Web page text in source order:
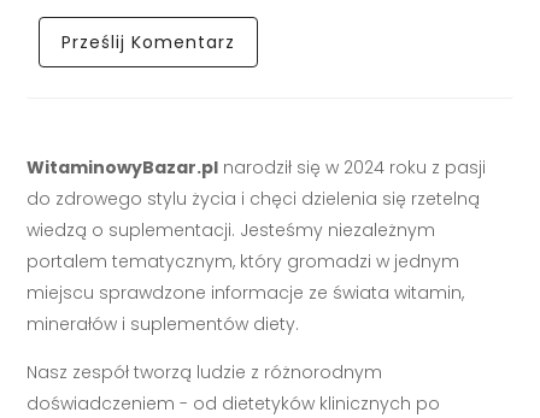
WitaminowyBazar.pl narodził się w 2024 roku z pasji
do zdrowego stylu życia i chęci dzielenia się rzetelną
wiedzą o suplementacji. Jesteśmy niezależnym
portalem tematycznym, który gromadzi w jednym
miejscu sprawdzone informacje ze świata witamin,
minerałów i suplementów diety.
Nasz zespół tworzą ludzie z różnorodnym
doświadczeniem - od dietetyków klinicznych po